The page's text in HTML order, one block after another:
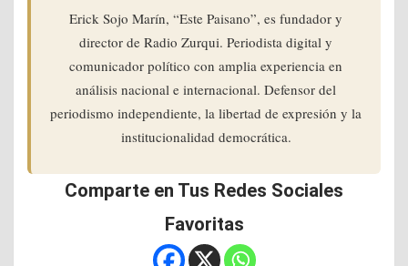
Erick Sojo Marín, “Este Paisano”, es fundador y
director de Radio Zurqui. Periodista digital y
comunicador político con amplia experiencia en
análisis nacional e internacional. Defensor del
periodismo independiente, la libertad de expresión y la
institucionalidad democrática.
Comparte en Tus Redes Sociales
Favoritas